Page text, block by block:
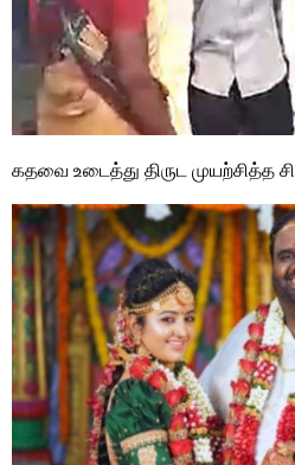
கதவை உடைத்து திருட முயற்சித்த